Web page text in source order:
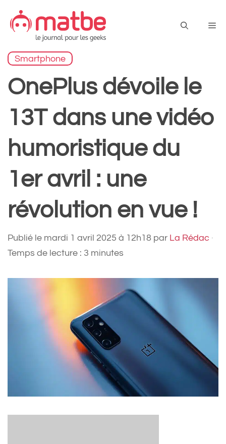
contenu
Smartphone
OnePlus dévoile le
13T dans une vidéo
humoristique du
1er avril : une
révolution en vue !
Publié le mardi 1 avril 2025 à 12h18 par La Rédac ·
Temps de lecture : 3 minutes